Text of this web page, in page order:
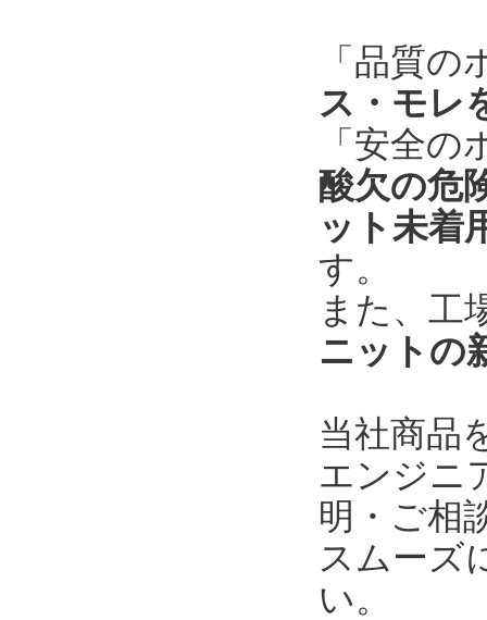
「品質
ス・モレ
「安全
酸欠の危
ット未着
す。
また、工
ニットの
当社商品
エンジニ
明・ご相
スムーズ
い。